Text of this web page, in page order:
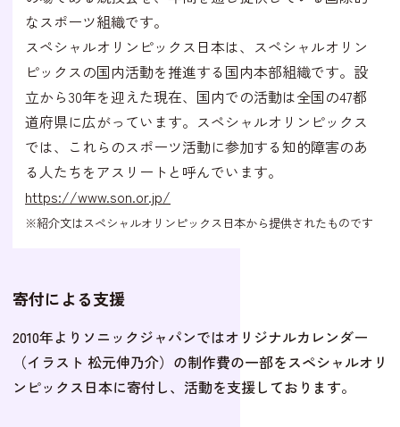
なスポーツ組織です。
スペシャルオリンピックス日本は、スペシャルオリン
ピックスの国内活動を推進する国内本部組織です。設
立から30年を迎えた現在、国内での活動は全国の47都
道府県に広がっています。スペシャルオリンピックス
では、これらのスポーツ活動に参加する知的障害のあ
る人たちをアスリートと呼んでいます。
https://www.son.or.jp/
※紹介文はスペシャルオリンピックス日本から提供されたものです
寄付による支援
2010年よりソニックジャパンではオリジナルカレンダー
（イラスト 松元伸乃介）の制作費の一部をスペシャルオリ
ンピックス日本に寄付し、活動を支援しております。